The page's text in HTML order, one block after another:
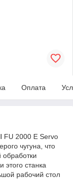
Оплата
FU 2000 E Servo
чугуна, что
этого станка
рабочий стол